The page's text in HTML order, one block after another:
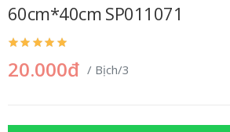
60cm*40cm SP011071
20.000đ / Bịch/3